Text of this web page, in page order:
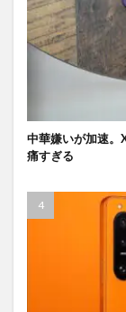
中華嫌いが加速
痛すぎる